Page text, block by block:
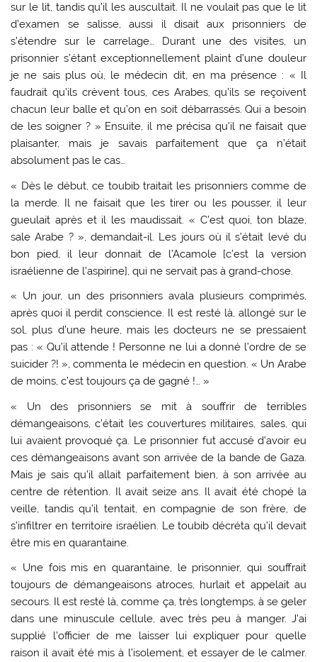
sur le lit, tandis qu’il les auscultait. Il ne voulait pas que le lit
d’examen se salisse, aussi il disait aux prisonniers de
s’étendre sur le carrelage… Durant une des visites, un
prisonnier s’étant exceptionnellement plaint d’une douleur
je ne sais plus où, le médecin dit, en ma présence : « Il
faudrait qu’ils crèvent tous, ces Arabes, qu’ils se reçoivent
chacun leur balle et qu’on en soit débarrassés. Qui a besoin
de les soigner ? » Ensuite, il me précisa qu’il ne faisait que
plaisanter, mais je savais parfaitement que ça n’était
absolument pas le cas…
« Dès le début, ce toubib traitait les prisonniers comme de
la merde. Il ne faisait que les tirer ou les pousser, il leur
gueulait après et il les maudissait. « C’est quoi, ton blaze,
sale Arabe ? », demandait-il. Les jours où il s’était levé du
bon pied, il leur donnait de l’Acamole [c’est la version
israélienne de l’aspirine], qui ne servait pas à grand-chose.
« Un jour, un des prisonniers avala plusieurs comprimés,
après quoi il perdit conscience. Il est resté là, allongé sur le
sol, plus d’une heure, mais les docteurs ne se pressaient
pas : « Qu’il attende ! Personne ne lui a donné l’ordre de se
suicider ?! », commenta le médecin en question. « Un Arabe
de moins, c’est toujours ça de gagné !… »
« Un des prisonniers se mit à souffrir de terribles
démangeaisons, c’était les couvertures militaires, sales, qui
lui avaient provoqué ça. Le prisonnier fut accusé d’avoir eu
ces démangeaisons avant son arrivée de la bande de Gaza.
Mais je sais qu’il allait parfaitement bien, à son arrivée au
centre de rétention. Il avait seize ans. Il avait été chopé la
veille, tandis qu’il tentait, en compagnie de son frère, de
s’infiltrer en territoire israélien. Le toubib décréta qu’il devait
être mis en quarantaine.
« Une fois mis en quarantaine, le prisonnier, qui souffrait
toujours de démangeaisons atroces, hurlait et appelait au
secours. Il est resté là, comme ça, très longtemps, à se geler
dans une minuscule cellule, avec très peu à manger. J’ai
supplié l’officier de me laisser lui expliquer pour quelle
raison il avait été mis à l’isolement, et essayer de le calmer.